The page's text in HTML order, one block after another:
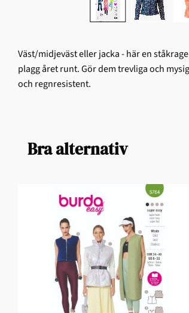
Väst/midjeväst eller jacka - här en
plagg året runt. Gör dem trevliga och
och regnresistent.
Bra alternativ